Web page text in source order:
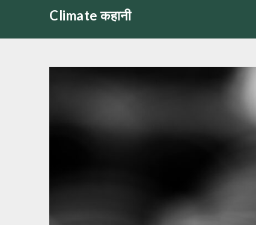
content
Climate कहानी